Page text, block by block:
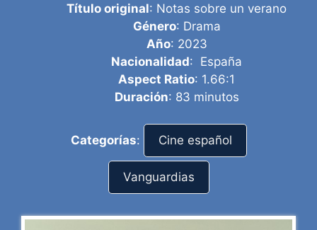
Título original: Notas sobre un verano
Género: Drama
Año: 2023
Nacionalidad: España
Aspect Ratio: 1.66:1
Duración: 83 minutos
Categorías: Cine español
Vanguardias